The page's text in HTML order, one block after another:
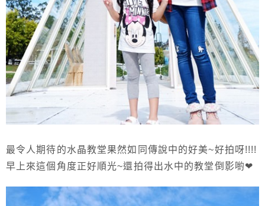
最令人期待的水晶教堂果然如同傳說中的好美~好拍呀!!!!
早上來這個角度正好順光~還拍得出水中的教堂倒影喲❤